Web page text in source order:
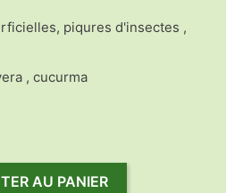
piqures d'insectes ,
, cucurma
AU PANIER